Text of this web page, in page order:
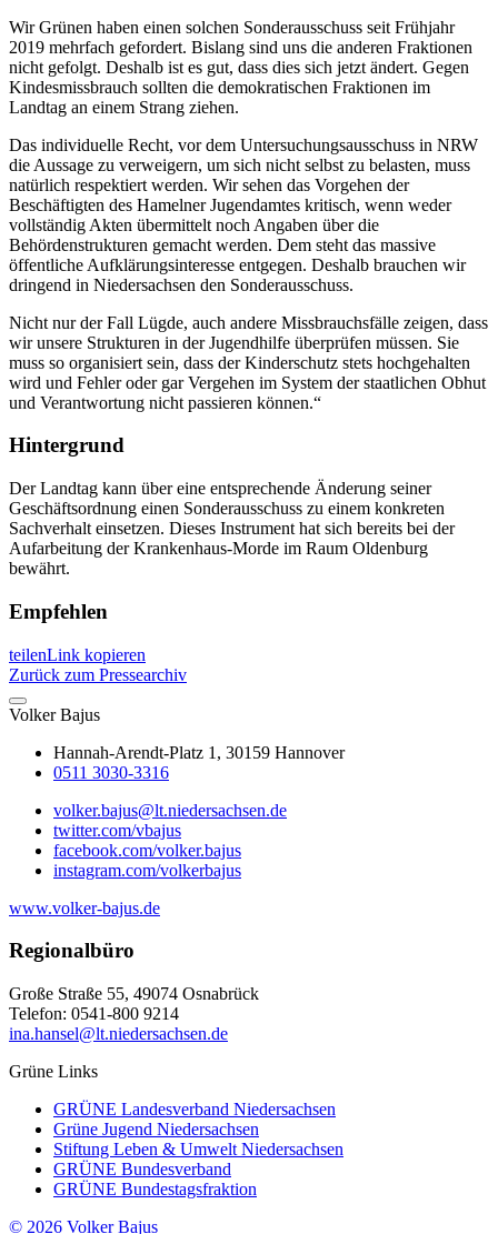
Wir Grünen haben einen solchen Sonderausschuss seit Frühjahr
2019 mehrfach gefordert. Bislang sind uns die anderen Fraktionen
nicht gefolgt. Deshalb ist es gut, dass dies sich jetzt ändert. Gegen
Kindesmissbrauch sollten die demokratischen Fraktionen im
Landtag an einem Strang ziehen.
Das individuelle Recht, vor dem Untersuchungsausschuss in NRW
die Aussage zu verweigern, um sich nicht selbst zu belasten, muss
natürlich respektiert werden. Wir sehen das Vorgehen der
Beschäftigten des Hamelner Jugendamtes kritisch, wenn weder
vollständig Akten übermittelt noch Angaben über die
Behördenstrukturen gemacht werden. Dem steht das massive
öffentliche Aufklärungsinteresse entgegen. Deshalb brauchen wir
dringend in Niedersachsen den Sonderausschuss.
Nicht nur der Fall Lügde, auch andere Missbrauchsfälle zeigen, dass
wir unsere Strukturen in der Jugendhilfe überprüfen müssen. Sie
muss so organisiert sein, dass der Kinderschutz stets hochgehalten
wird und Fehler oder gar Vergehen im System der staatlichen Obhut
und Verantwortung nicht passieren können.“
Hintergrund
Der Landtag kann über eine entsprechende Änderung seiner
Geschäftsordnung einen Sonderausschuss zu einem konkreten
Sachverhalt einsetzen. Dieses Instrument hat sich bereits bei der
Aufarbeitung der Krankenhaus-Morde im Raum Oldenburg
bewährt.
Empfehlen
teilenLink kopieren
Zurück zum Pressearchiv
VolkerBajus
Hannah-Arendt-Platz 1, 30159 Hannover
0511 3030-3316
volker.bajus@lt.niedersachsen.de
twitter.com/vbajus
facebook.com/volker.bajus
instagram.com/volkerbajus
www.volker-bajus.de
Regionalbüro
Große Straße 55, 49074 Osnabrück
Telefon: 0541-800 9214
ina.hansel@lt.niedersachsen.de
Grüne Links
GRÜNE Landesverband Niedersachsen
Grüne Jugend Niedersachsen
Stiftung Leben & Umwelt Niedersachsen
GRÜNE Bundesverband
GRÜNE Bundestagsfraktion
© 2026 Volker Bajus